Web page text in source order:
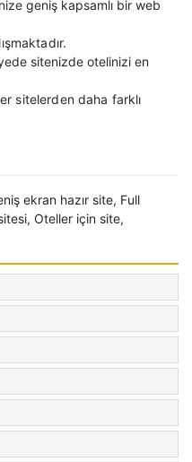
geniş kapsamlı bir web
sitenizde otelinizi en
sitelerden daha farklı
ekran hazır site, Full
, Oteller için site,